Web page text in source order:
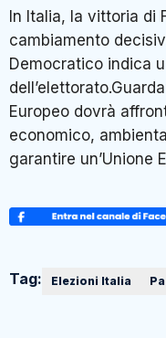
In Italia, la vittoria di
cambiamento
Democratico indica
Europeo dovrà
economico,
garantire un’Unione
Tag: Elezioni Italia